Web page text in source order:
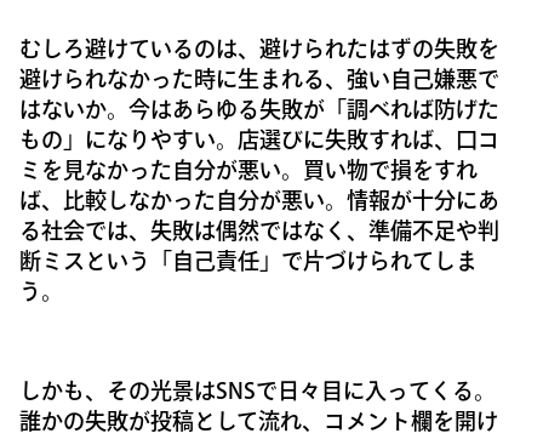
むしろ避けているのは、避けられたはずの失敗を
避けられなかった時に生まれる、強い自己嫌悪で
はないか。今はあらゆる失敗が「調べれば防げた
もの」になりやすい。店選びに失敗すれば、口コ
ミを見なかった自分が悪い。買い物で損をすれ
ば、比較しなかった自分が悪い。情報が十分にあ
る社会では、失敗は偶然ではなく、準備不足や判
断ミスという「自己責任」で片づけられてしま
う。
しかも、その光景はSNSで日々目に入ってくる。
誰かの失敗が投稿として流れ、コメント欄を開け